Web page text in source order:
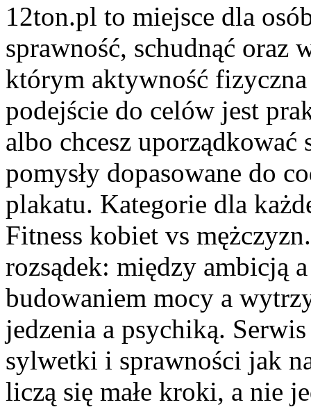
12ton.pl to miejsce dla
sprawność, schudnąć oraz
którym aktywność fizyczna
podejście do celów jest
albo chcesz
pomysły dopasowane do
plakatu. Kategorie dla
Fitness kobiet vs
rozsądek: między ambicją
budowaniem mocy a
jedzenia a psychiką.
sylwetki i sprawności jak
liczą się małe kroki, a nie